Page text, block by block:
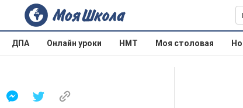
ДПА Онлайн уроки НМТ Моя столовая